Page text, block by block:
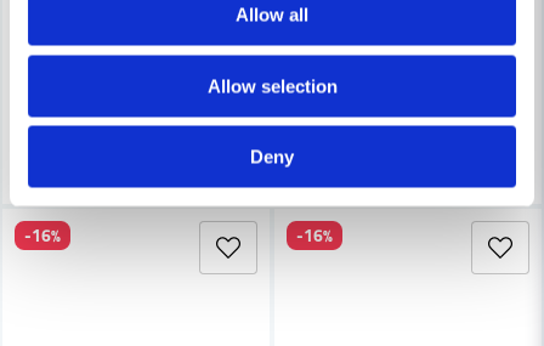
Allow all
Allow selection
Deny
12 899 kr
10 858 kr
Leveranstid ifrån leverantör ca
3-7 arbetsdagar
465 kr
-16% -16%